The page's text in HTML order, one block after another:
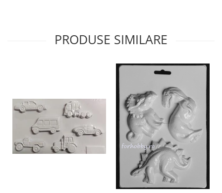
Pictura pe fata si corp
Vopsea pentru fata si corp
Accesorii pictura pe fata
Pluta
PRODUSE SIMILARE